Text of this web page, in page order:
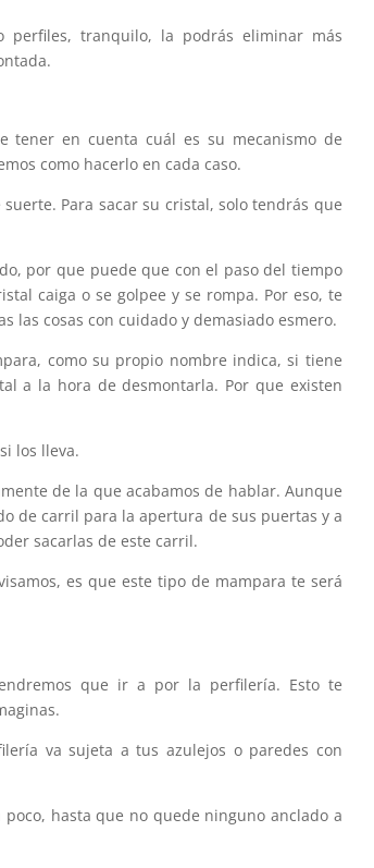
perfiles, tranquilo, la podrás eliminar más
tener en cuenta cuál es su mecanismo de
como hacerlo en cada caso.
Para sacar su cristal, solo tendrás que
por que puede que con el paso del tiempo
caiga o se golpee y se rompa. Por eso, te
las cosas con cuidado y demasiado esmero.
como su propio nombre indica, si tiene
a la hora de desmontarla. Por que existen
los lleva.
de la que acabamos de hablar. Aunque
de carril para la apertura de sus puertas y a
sacarlas de este carril.
es que este tipo de mampara te será
que ir a por la perfilería. Esto te
va sujeta a tus azulejos o paredes con
hasta que no quede ninguno anclado a